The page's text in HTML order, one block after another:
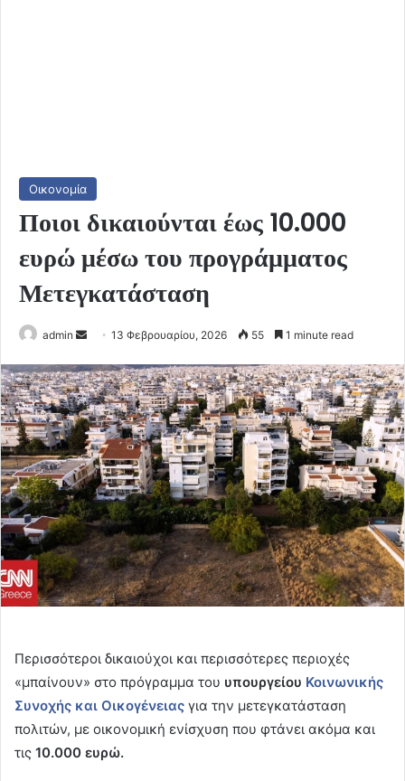
Οικονομία
Ποιοι δικαιούνται έως 10.000
ευρώ μέσω του προγράμματος
Μετεγκατάσταση
admin
Send
email
13 Φεβρουαρίου, 2026 55 1 minute read
Περισσότεροι δικαιούχοι και περισσότερες περιοχές
«μπαίνουν» στο πρόγραμμα του υπουργείου Κοινωνικής
Συνοχής και Οικογένειας για την μετεγκατάσταση
πολιτών, με οικονομική ενίσχυση που φτάνει ακόμα και
τις 10.000 ευρώ.